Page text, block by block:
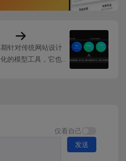
或功能或此次改版的目标，这
面的，例如：让用户更快速地
业务层面的，例如：吸引更多
好的让团队成员达成共识、统
能的目标，可能与整个产品
期针对传统网站设计
的模型工具，它也由
仅看自己
发送